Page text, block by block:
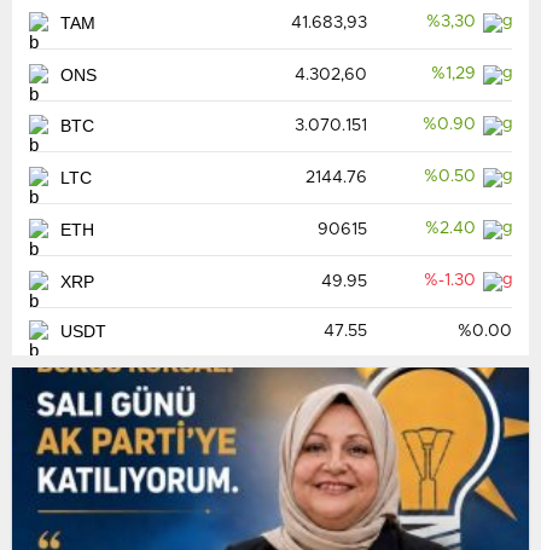
TAM 41.683,93 %3,30
ONS 4.302,60 %1,29
BTC 3.070.151 %0.90
LTC 2144.76 %0.50
ETH 90615 %2.40
XRP 49.95 %-1.30
USDT 47.55 %0.00